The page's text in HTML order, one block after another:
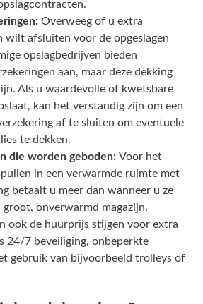
Overweeg of u extra
wilt afsluiten voor de opgeslagen
opslagbedrijven bieden
aan, maar deze dekking
Als u waardevolle of kwetsbare
kan het verstandig zijn om een
af te sluiten om eventuele
te dekken.
die worden geboden: Voor het
in een verwarmde ruimte met
betaalt u meer dan wanneer u ze
groot, onverwarmd magazijn.
ook de huurprijs stijgen voor extra
24/7 beveiliging, onbeperkte
gebruik van bijvoorbeeld trolleys of